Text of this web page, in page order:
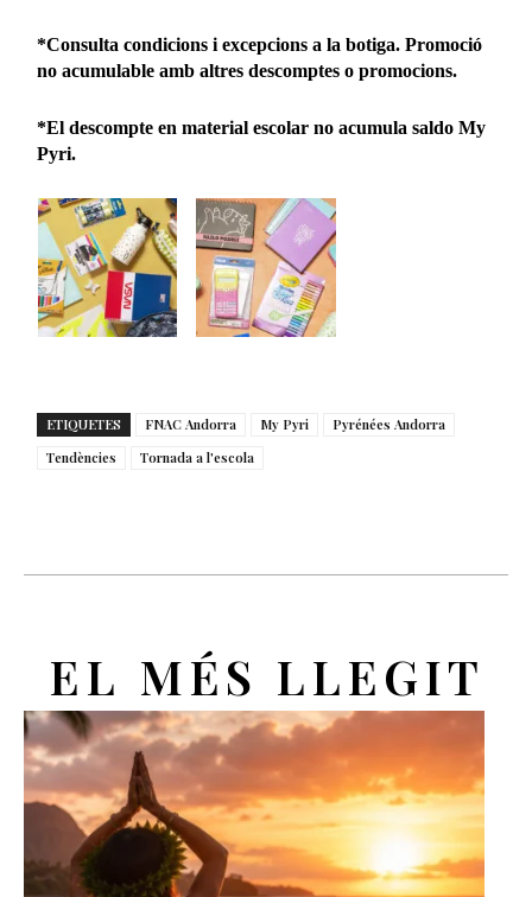
*Consulta condicions i excepcions a la botiga. Promoció
no acumulable amb altres descomptes o promocions.
*El descompte en material escolar no acumula saldo My
Pyri.
ETIQUETES FNAC Andorra My Pyri
Pyrénées Andorra
Tendències
Tornada a l'escola
EL MÉS LLEGIT